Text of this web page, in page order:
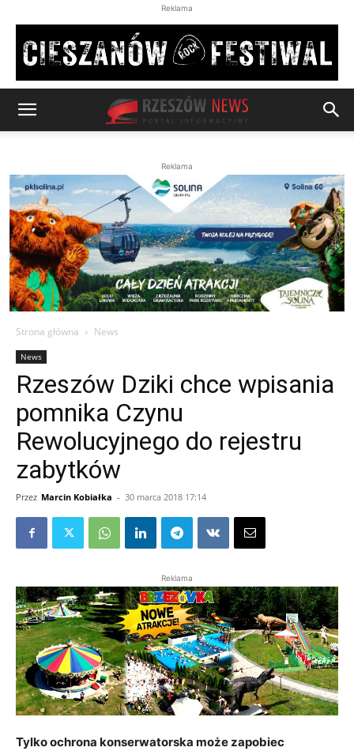
Reklama
Reklama
Strona główna News
News
Rzeszów Dziki chce wpisania
pomnika Czynu
Rewolucyjnego do rejestru
zabytków
Przez Marcin Kobiałka - 30 marca 2018 17:14
Reklama
Tylko ochrona konserwatorska może zapobiec